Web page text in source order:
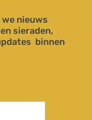
nieuws
sieraden,
binnen